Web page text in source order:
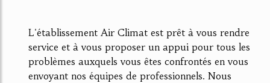
L'établissement Air Climat est prêt à vous rendre
service et à vous proposer un appui pour tous les
problèmes auxquels vous êtes confrontés en vous
envoyant nos équipes de professionnels. Nous